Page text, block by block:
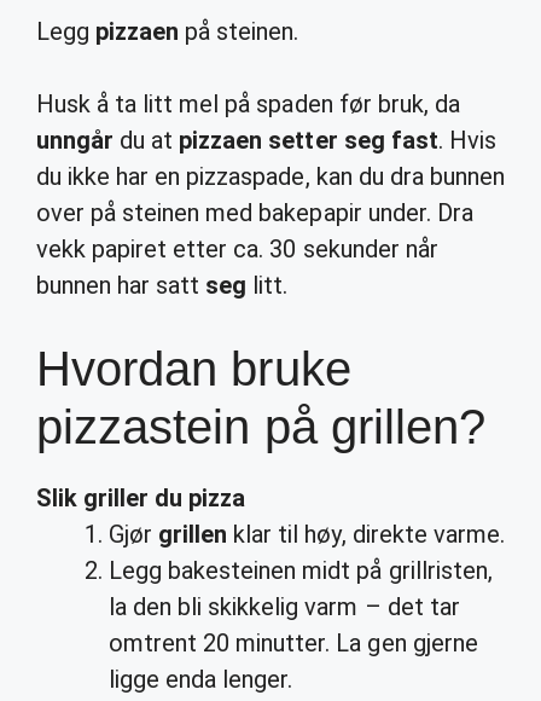
Legg pizzaen på steinen.
Husk å ta litt mel på spaden før bruk, da
unngår du at pizzaen setter seg fast. Hvis
du ikke har en pizzaspade, kan du dra bunnen
over på steinen med bakepapir under. Dra
vekk papiret etter ca. 30 sekunder når
bunnen har satt seg litt.
Hvordan bruke
pizzastein på grillen?
Slik griller du pizza
Gjør grillen klar til høy, direkte varme.
Legg bakesteinen midt på grillristen,
la den bli skikkelig varm – det tar
omtrent 20 minutter. La gen gjerne
ligge enda lenger.